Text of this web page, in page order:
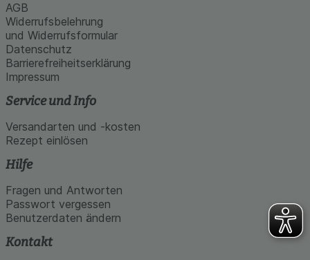
AGB
Widerrufsbelehrung
und Widerrufsformular
Datenschutz
Barrierefreiheitserklärung
Impressum
Service und Info
Versandarten und -kosten
Rezept einlösen
Hilfe
Fragen und Antworten
Passwort vergessen
Benutzerdaten ändern
Kontakt